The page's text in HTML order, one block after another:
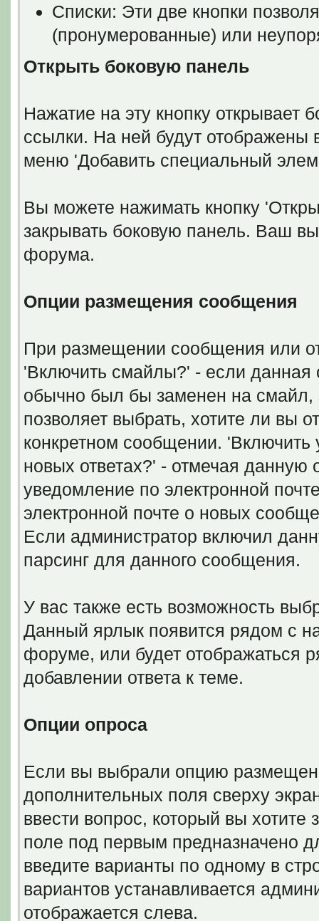
Списки: Эти две кнопки
(пронумерованные) или
Открыть боковую панель
Нажатие на эту кнопку
ссылки. На ней будут
меню 'Добавить специальный
Вы можете нажимать кнопку
закрывать боковую панель. Ваш
форума.
Опции размещения сообщения
При размещении сообщения или
'Включить смайлы?' - если данная
обычно был бы заменен на смайл,
позволяет выбрать, хотите ли вы
конкретном сообщении. 'Включить
новых ответах?' - отмечая данную
уведомление по электронной
электронной почте о новых
Если администратор включил
парсинг для данного сообщения.
У вас также есть возможность
Данный ярлык появится рядом с
форуме, или будет отображаться
добавлении ответа к теме.
Опции опроса
Если вы выбрали опцию
дополнительных поля сверху
ввести вопрос, который вы хотите
поле под первым предназначено
введите варианты по одному в
вариантов устанавливается
отображается слева.